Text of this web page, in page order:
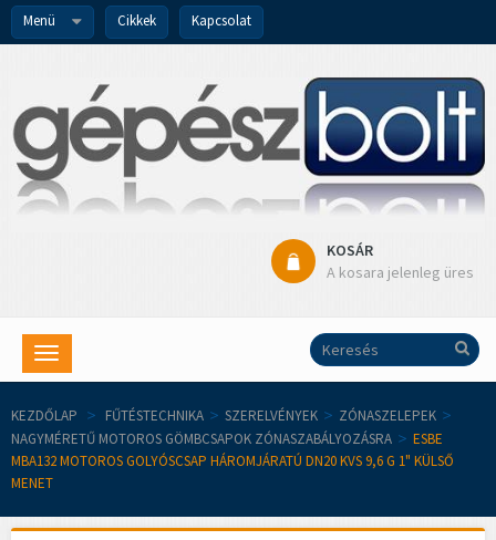
Menü Cikkek Kapcsolat
KOSÁR
A kosara jelenleg üres
Toggle
navigation
KEZDŐLAP > FŰTÉSTECHNIKA > SZERELVÉNYEK > ZÓNASZELEPEK >
NAGYMÉRETŰ MOTOROS GÖMBCSAPOK ZÓNASZABÁLYOZÁSRA > ESBE
MBA132 MOTOROS GOLYÓSCSAP HÁROMJÁRATÚ DN20 KVS 9,6 G 1" KÜLSŐ
MENET